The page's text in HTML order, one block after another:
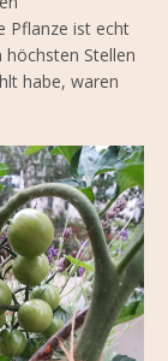
Pflanze ist echt
höchsten Stellen
habe, waren